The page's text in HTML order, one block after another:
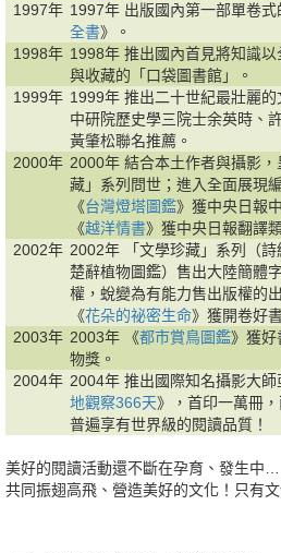
1997年 1997年 出版國內第一部單卷
全書》。
1998年 1998年 推出國內首見將知識
與收藏的「口袋圖書館」。
1999年 1999年 推出二十世紀最壯麗
中研院歷史學三院士余英時、
黃肇松聯名推薦。
2000年 2000年 結合本土作者與攝影
藏」系列問世；進入全面展現
《台灣燈塔圖鑑》獲中央日報
《越洋情書》獲中央日報翻譯
2002年 2002年 「文學珍藏」系列（詩
楚辭植物圖鑑）售出大陸簡體
權，蛻變為有能力售出版權的
《花朵的祕密生命》獲開卷好
2003年 2003年 《都市賞鳥圖鑑》獲好
物獎。
2004年 2004年 推出國際知名攝影大師
地觀察366天》，首印一萬冊
普遍享有世界級的閱讀品質！
美好的閱讀活動還不斷在孕育、發生中
共同振翅高飛、營造美好的文化！只有